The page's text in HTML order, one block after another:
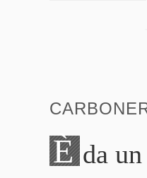
È da